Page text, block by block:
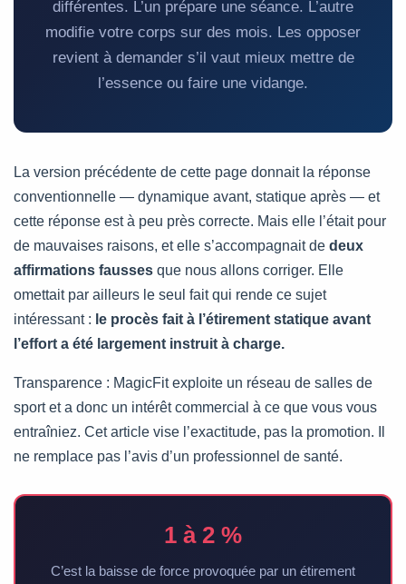
différentes. L’un prépare une séance. L’autre
modifie votre corps sur des mois. Les opposer
revient à demander s’il vaut mieux mettre de
l’essence ou faire une vidange.
La version précédente de cette page donnait la réponse
conventionnelle — dynamique avant, statique après — et
cette réponse est à peu près correcte. Mais elle l’était pour
de mauvaises raisons, et elle s’accompagnait de deux
affirmations fausses que nous allons corriger. Elle
omettait par ailleurs le seul fait qui rende ce sujet
intéressant : le procès fait à l’étirement statique avant
l’effort a été largement instruit à charge.
Transparence : MagicFit exploite un réseau de salles de
sport et a donc un intérêt commercial à ce que vous vous
entraîniez. Cet article vise l’exactitude, pas la promotion. Il
ne remplace pas l’avis d’un professionnel de santé.
1 à 2 %
C’est la baisse de force provoquée par un étirement